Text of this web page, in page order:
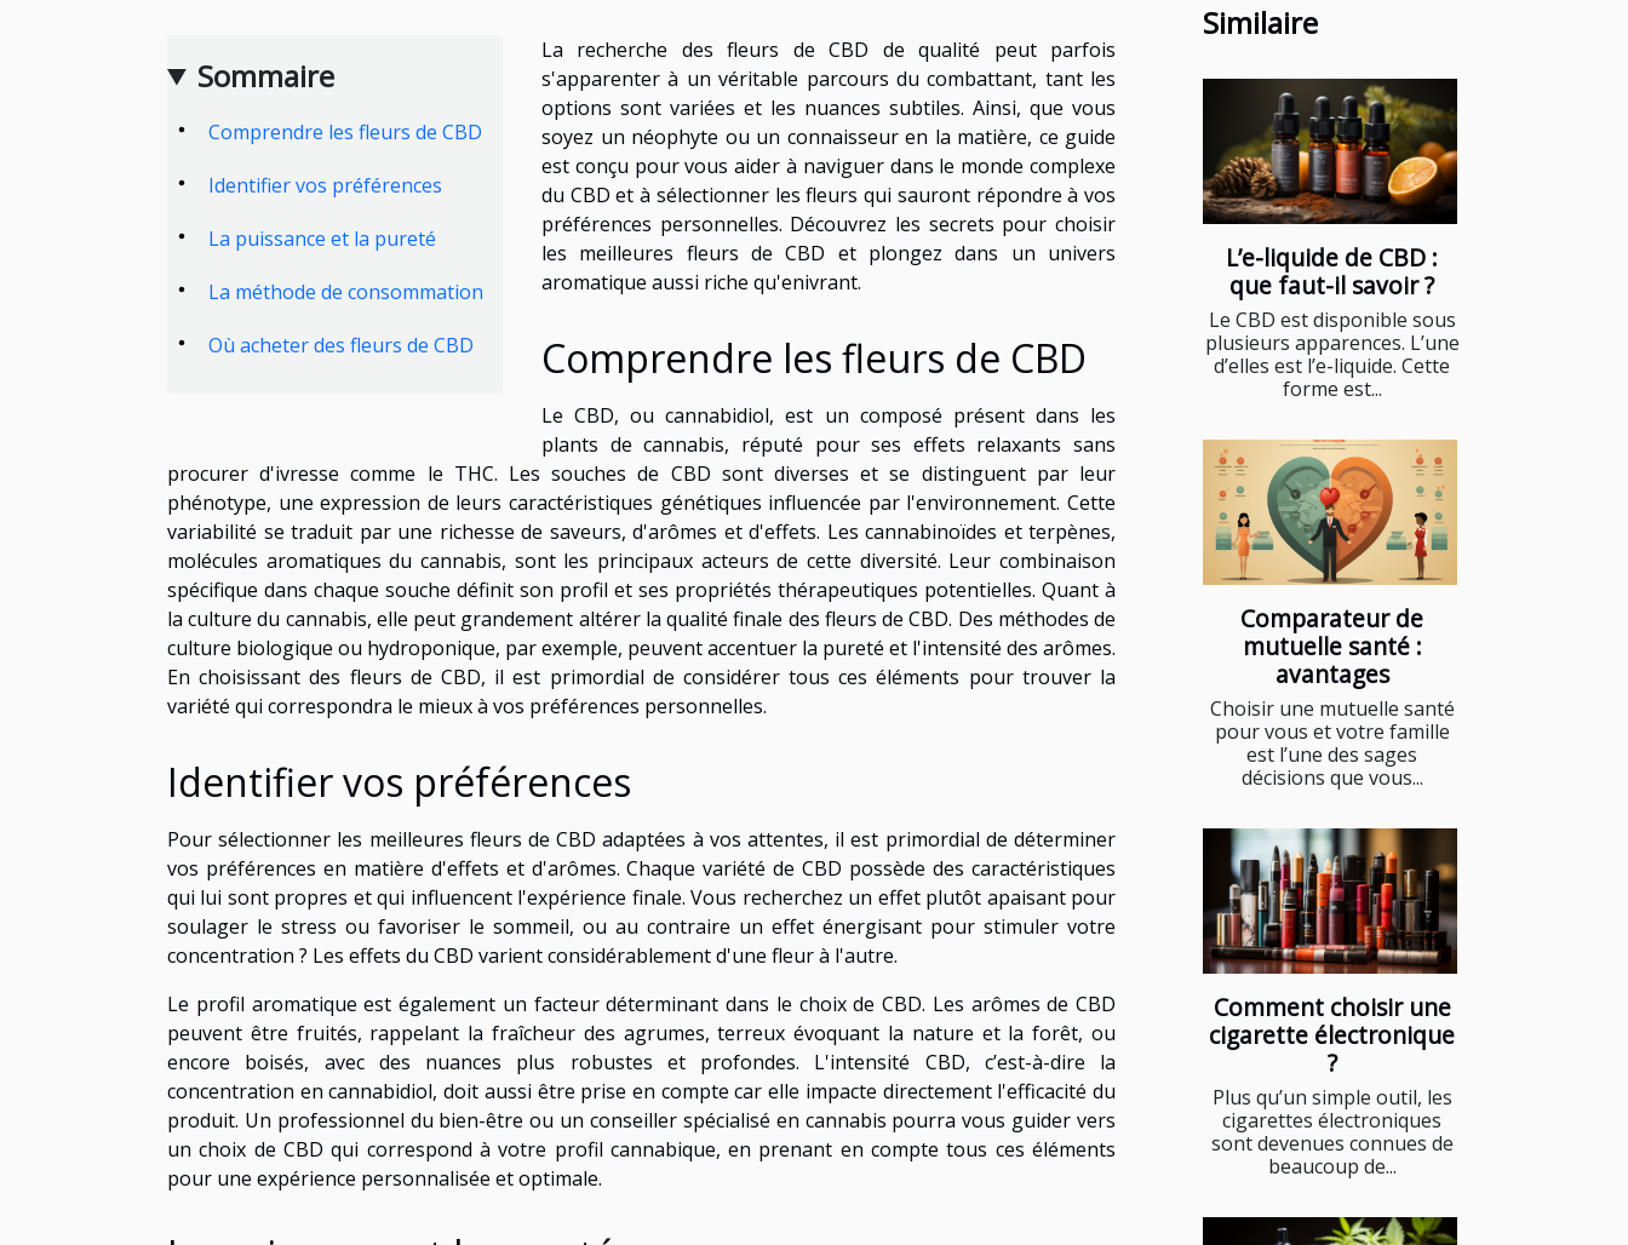
Sommaire
Comprendre les fleurs de CBD
Identifier vos préférences
La puissance et la pureté
La méthode de consommation
Où acheter des fleurs de CBD
La recherche des fleurs de CBD de qualité peut parfois
s'apparenter à un véritable parcours du combattant, tant les
options sont variées et les nuances subtiles. Ainsi, que vous
soyez un néophyte ou un connaisseur en la matière, ce guide
est conçu pour vous aider à naviguer dans le monde complexe
du CBD et à sélectionner les fleurs qui sauront répondre à vos
préférences personnelles. Découvrez les secrets pour choisir
les meilleures fleurs de CBD et plongez dans un univers
aromatique aussi riche qu'enivrant.
Comprendre les fleurs de CBD
Le CBD, ou cannabidiol, est un composé présent dans les
plants de cannabis, réputé pour ses effets relaxants sans
procurer d'ivresse comme le THC. Les souches de CBD sont diverses et se distinguent par leur
phénotype, une expression de leurs caractéristiques génétiques influencée par l'environnement. Cette
variabilité se traduit par une richesse de saveurs, d'arômes et d'effets. Les cannabinoïdes et terpènes,
molécules aromatiques du cannabis, sont les principaux acteurs de cette diversité. Leur combinaison
spécifique dans chaque souche définit son profil et ses propriétés thérapeutiques potentielles. Quant à
la culture du cannabis, elle peut grandement altérer la qualité finale des fleurs de CBD. Des méthodes de
culture biologique ou hydroponique, par exemple, peuvent accentuer la pureté et l'intensité des arômes.
En choisissant des fleurs de CBD, il est primordial de considérer tous ces éléments pour trouver la
variété qui correspondra le mieux à vos préférences personnelles.
Identifier vos préférences
Pour sélectionner les meilleures fleurs de CBD adaptées à vos attentes, il est primordial de déterminer
vos préférences en matière d'effets et d'arômes. Chaque variété de CBD possède des caractéristiques
qui lui sont propres et qui influencent l'expérience finale. Vous recherchez un effet plutôt apaisant pour
soulager le stress ou favoriser le sommeil, ou au contraire un effet énergisant pour stimuler votre
concentration ? Les effets du CBD varient considérablement d'une fleur à l'autre.
Le profil aromatique est également un facteur déterminant dans le choix de CBD. Les arômes de CBD
peuvent être fruités, rappelant la fraîcheur des agrumes, terreux évoquant la nature et la forêt, ou
encore boisés, avec des nuances plus robustes et profondes. L'intensité CBD, c’est-à-dire la
concentration en cannabidiol, doit aussi être prise en compte car elle impacte directement l'efficacité du
produit. Un professionnel du bien-être ou un conseiller spécialisé en cannabis pourra vous guider vers
un choix de CBD qui correspond à votre profil cannabique, en prenant en compte tous ces éléments
pour une expérience personnalisée et optimale.
Similaire
L’e-liquide de CBD :
que faut-il savoir ?
Le CBD est disponible sous
plusieurs apparences. L’une
d’elles est l’e-liquide. Cette
forme est...
Comparateur de
mutuelle santé :
avantages
Choisir une mutuelle santé
pour vous et votre famille
est l’une des sages
décisions que vous...
Comment choisir une
cigarette électronique
?
Plus qu’un simple outil, les
cigarettes électroniques
sont devenues connues de
beaucoup de...